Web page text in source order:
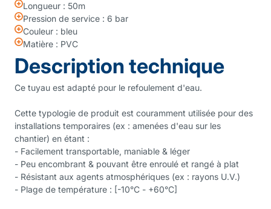
Longueur : 50m
Pression de service : 6 bar
Couleur : bleu
Matière : PVC
Description technique
Ce tuyau est adapté pour le refoulement d'eau.
Cette typologie de produit est couramment utilisée pour des
installations temporaires (ex : amenées d'eau sur les
chantier) en étant :
- Facilement transportable, maniable & léger
- Peu encombrant & pouvant être enroulé et rangé à plat
- Résistant aux agents atmosphériques (ex : rayons U.V.)
- Plage de température : [-10°C - +60°C]